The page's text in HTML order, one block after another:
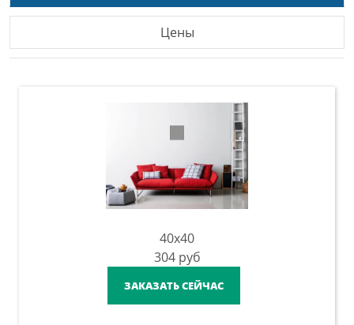
Цены
40x40
304 руб
ЗАКАЗАТЬ СЕЙЧАС